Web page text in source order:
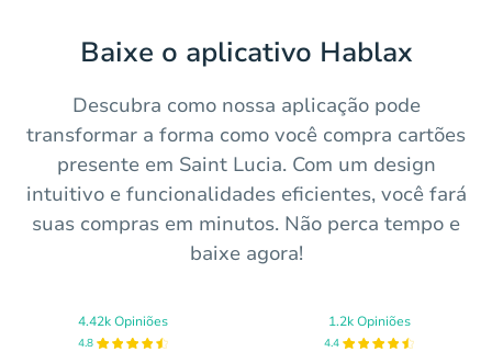
Baixe o aplicativo Hablax
Descubra como nossa aplicação pode
transformar a forma como você compra cartões
presente em Saint Lucia. Com um design
intuitivo e funcionalidades eficientes, você fará
suas compras em minutos. Não perca tempo e
baixe agora!
4.42k Opiniões
4.8
1.2k Opiniões
4.4